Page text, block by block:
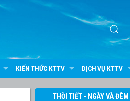
KIẾN THỨC KTTV DỊCH VỤ KTTV
THỜI TIẾT - NGÀY VÀ